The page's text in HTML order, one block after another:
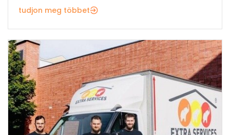
tudjon meg többet